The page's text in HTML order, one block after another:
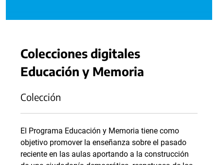
Colecciones digitales
Educación y Memoria
Colección
El Programa Educación y Memoria tiene como
objetivo promover la enseñanza sobre el pasado
reciente en las aulas aportando a la construcción